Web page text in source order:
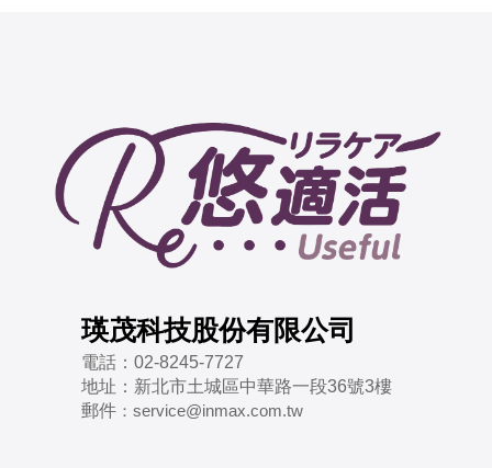
瑛茂科技股份有限公司
電話： 02-8245-7727
地址： 新北市土城區中華路一段36號3樓
郵件 ： service@inmax.com.tw